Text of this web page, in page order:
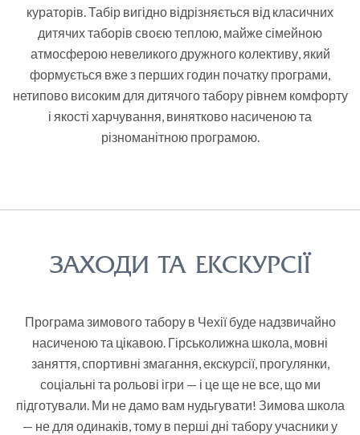
кураторів. Табір вигідно відрізняється від класичних
дитячих таборів своєю теплою, майже сімейною
атмосферою невеликого дружного колективу, який
формується вже з перших годин початку програми,
нетипово високим для дитячого табору рівнем комфорту
і якості харчування, винятково насиченою та
різноманітною програмою.
ЗАХОДИ ТА ЕКСКУРСІЇ
Програма зимового табору в Чехії буде надзвичайно
насиченою та цікавою. Гірськолижна школа, мовні
заняття, спортивні змагання, екскурсії, прогулянки,
соціальні та рольові ігри — і це ще не все, що ми
підготували. Ми не дамо вам нудьгувати! Зимова школа
— не для одинаків, тому в перші дні табору учасники у